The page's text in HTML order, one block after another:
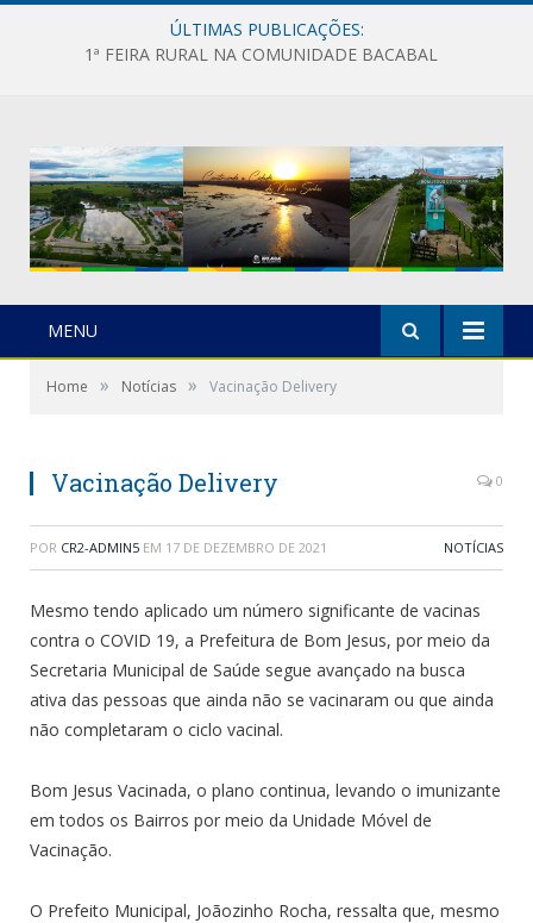
ÚLTIMAS PUBLICAÇÕES:
1ª FEIRA RURAL NA COMUNIDADE BACABAL
MENU
Home » Notícias » Vacinação Delivery
Vacinação Delivery 0
POR CR2-ADMIN5 EM 17 DE DEZEMBRO DE 2021 NOTÍCIAS
Mesmo tendo aplicado um número significante de vacinas
contra o COVID 19, a Prefeitura de Bom Jesus, por meio da
Secretaria Municipal de Saúde segue avançado na busca
ativa das pessoas que ainda não se vacinaram ou que ainda
não completaram o ciclo vacinal.
Bom Jesus Vacinada, o plano continua, levando o imunizante
em todos os Bairros por meio da Unidade Móvel de
Vacinação.
O Prefeito Municipal, Joãozinho Rocha, ressalta que, mesmo